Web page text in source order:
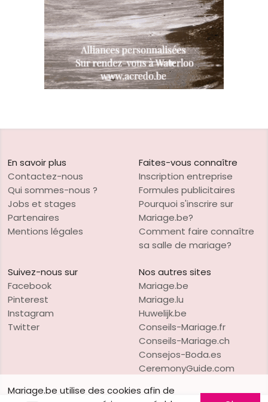
En savoir plus
Contactez-nous
Qui sommes-nous ?
Jobs et stages
Partenaires
Mentions légales
Faites-vous connaître
Inscription entreprise
Formules publicitaires
Pourquoi s'inscrire sur
Mariage.be?
Comment faire connaître
sa salle de mariage?
Suivez-nous sur
Facebook
Pinterest
Instagram
Twitter
Nos autres sites
Mariage.be
Mariage.lu
Huwelijk.be
Conseils-Mariage.fr
Conseils-Mariage.ch
Consejos-Boda.es
CeremonyGuide.com
Mariage.be utilise des cookies afin de